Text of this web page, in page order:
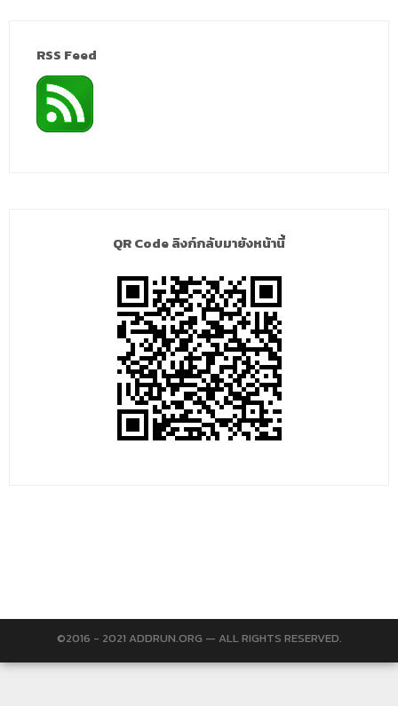
RSS Feed
QR Code ลิงก์กลับมายังหน้านี้
©2016 - 2021 ADDRUN.ORG — ALL RIGHTS RESERVED.